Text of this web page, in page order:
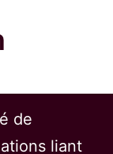
de
liant